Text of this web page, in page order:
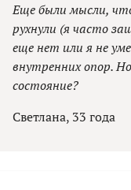
Еще были мысли,
рухнули (я часто
еще нет или я не
внутренних опор.
состояние?
Светлана, 33 года